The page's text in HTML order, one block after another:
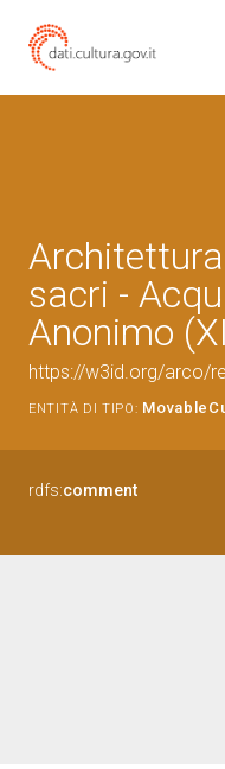
sacri -
Anonimo
https://w3id.org/arco/
ENTITÀ DI TIPO:
rdfs:comment